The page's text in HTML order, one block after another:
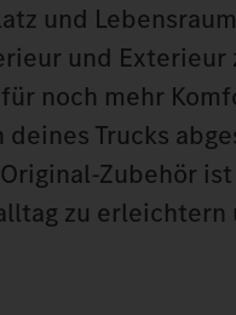
und
und
noch mehr
deines Trucks
Zubehör
zu